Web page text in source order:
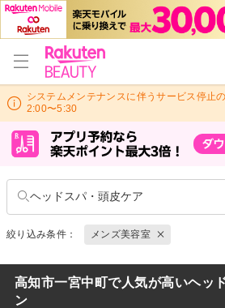
システムメンテナンスに伴うサービス停止
2:00〜5:30
ヘッドスパ・頭皮ケア
絞り込み条件： メンズ美容室
高知市一宮中町で人気が高いヘッ
ン